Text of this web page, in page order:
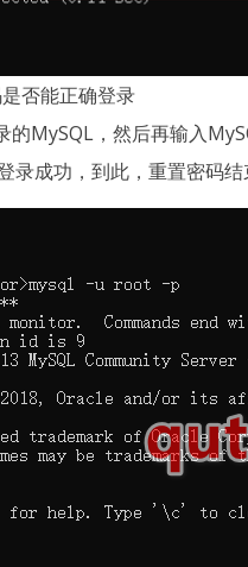
否能正确登录
的MySQL，然后再输入
录成功，到此，重置密码结